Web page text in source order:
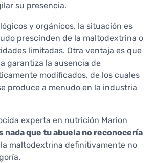
su presencia.
y orgánicos, la situación es
prescinden de la maltodextrina o
limitadas. Otra ventaja es que
garantiza la ausencia de
modificados, de los cuales
produce a menudo en la industria
experta en nutrición Marion
nada que tu abuela no reconocería
maltodextrina definitivamente no